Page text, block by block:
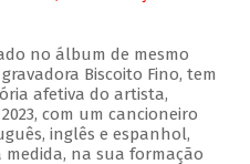
no álbum de mesmo
Biscoito Fino, tem
afetiva do artista,
com um cancioneiro
inglês e espanhol,
na sua formação